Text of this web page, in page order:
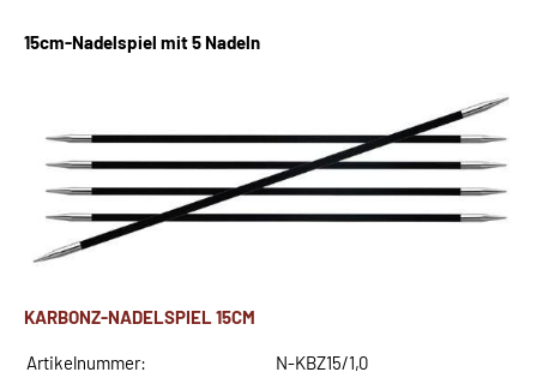
15cm-Nadelspiel mit 5 Nadeln
KARBONZ-NADELSPIEL 15CM
Artikelnummer: N-KBZ15/1,0